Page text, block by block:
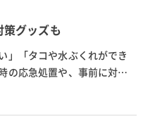
グッズも
」「タコや水ぶくれができ
の応急処置や、事前に対策